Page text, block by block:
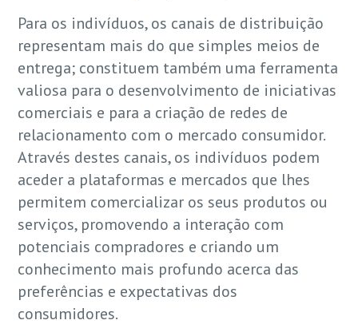
Para os indivíduos, os canais de distribuição
representam mais do que simples meios de
entrega; constituem também uma ferramenta
valiosa para o desenvolvimento de iniciativas
comerciais e para a criação de redes de
relacionamento com o mercado consumidor.
Através destes canais, os indivíduos podem
aceder a plataformas e mercados que lhes
permitem comercializar os seus produtos ou
serviços, promovendo a interação com
potenciais compradores e criando um
conhecimento mais profundo acerca das
preferências e expectativas dos
consumidores.